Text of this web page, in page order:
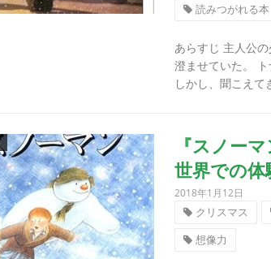
読みつがれる本
あらすじ 主人公
澄ませていた。 ト
しかし、聞こえて
『スノー
世界での体
2018年1月12日
クリスマス
想像力